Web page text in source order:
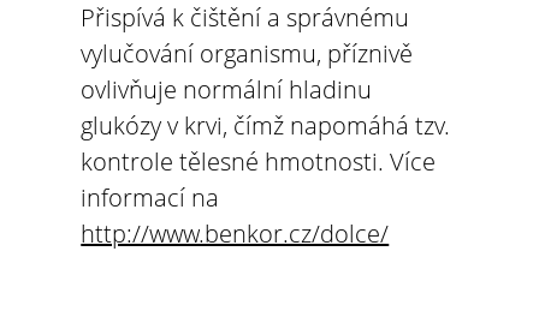
Přispívá k čištění a správnému
vylučování organismu, příznivě
ovlivňuje normální hladinu
glukózy v krvi, čímž napomáhá tzv.
kontrole tělesné hmotnosti. Více
informací na
http://www.benkor.cz/dolce/